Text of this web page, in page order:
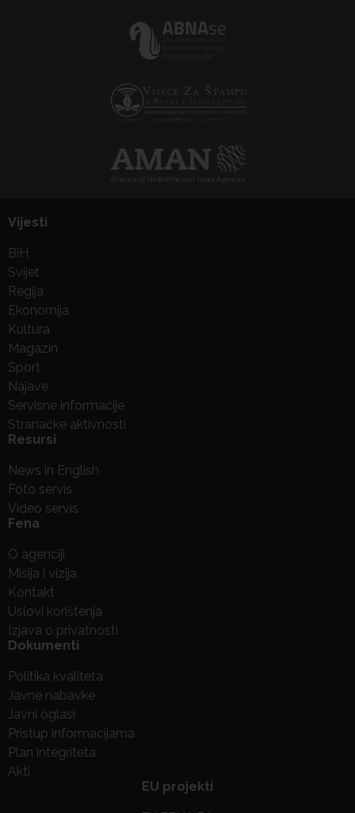
Vijesti
BiH
Svijet
Regija
Ekonomija
Kultura
Magazin
Sport
Najave
Servisne informacije
Stranačke aktivnosti
Resursi
News in English
Foto servis
Video servis
Fena
O agenciji
Misija i vizija
Kontakt
Uslovi korištenja
Izjava o privatnosti
Dokumenti
Politika kvaliteta
Javne nabavke
Javni oglasi
Pristup informacijama
Plan integriteta
Akti
EU projekti